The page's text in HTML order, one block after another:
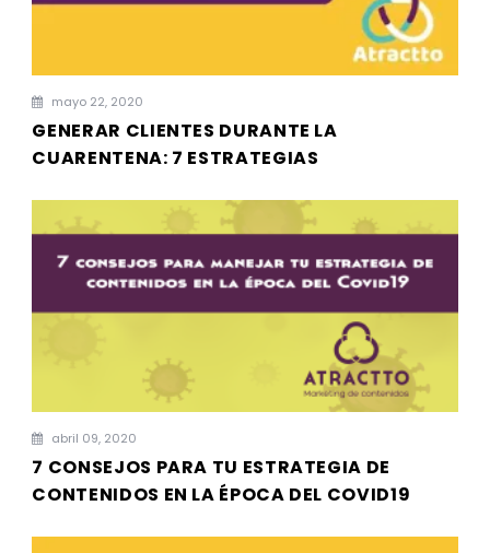
mayo 22, 2020
GENERAR CLIENTES DURANTE LA
CUARENTENA: 7 ESTRATEGIAS
abril 09, 2020
7 CONSEJOS PARA TU ESTRATEGIA DE
CONTENIDOS EN LA ÉPOCA DEL COVID19